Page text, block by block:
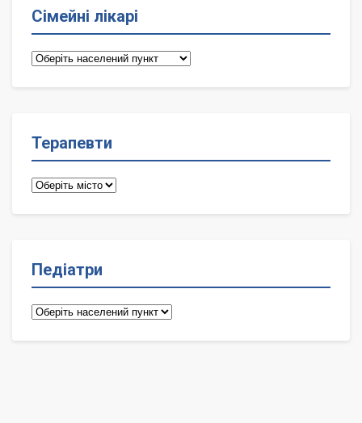
Сімейні лікарі
Сімейні
Терапевти
Терапевти
Педіатри
Педіатри